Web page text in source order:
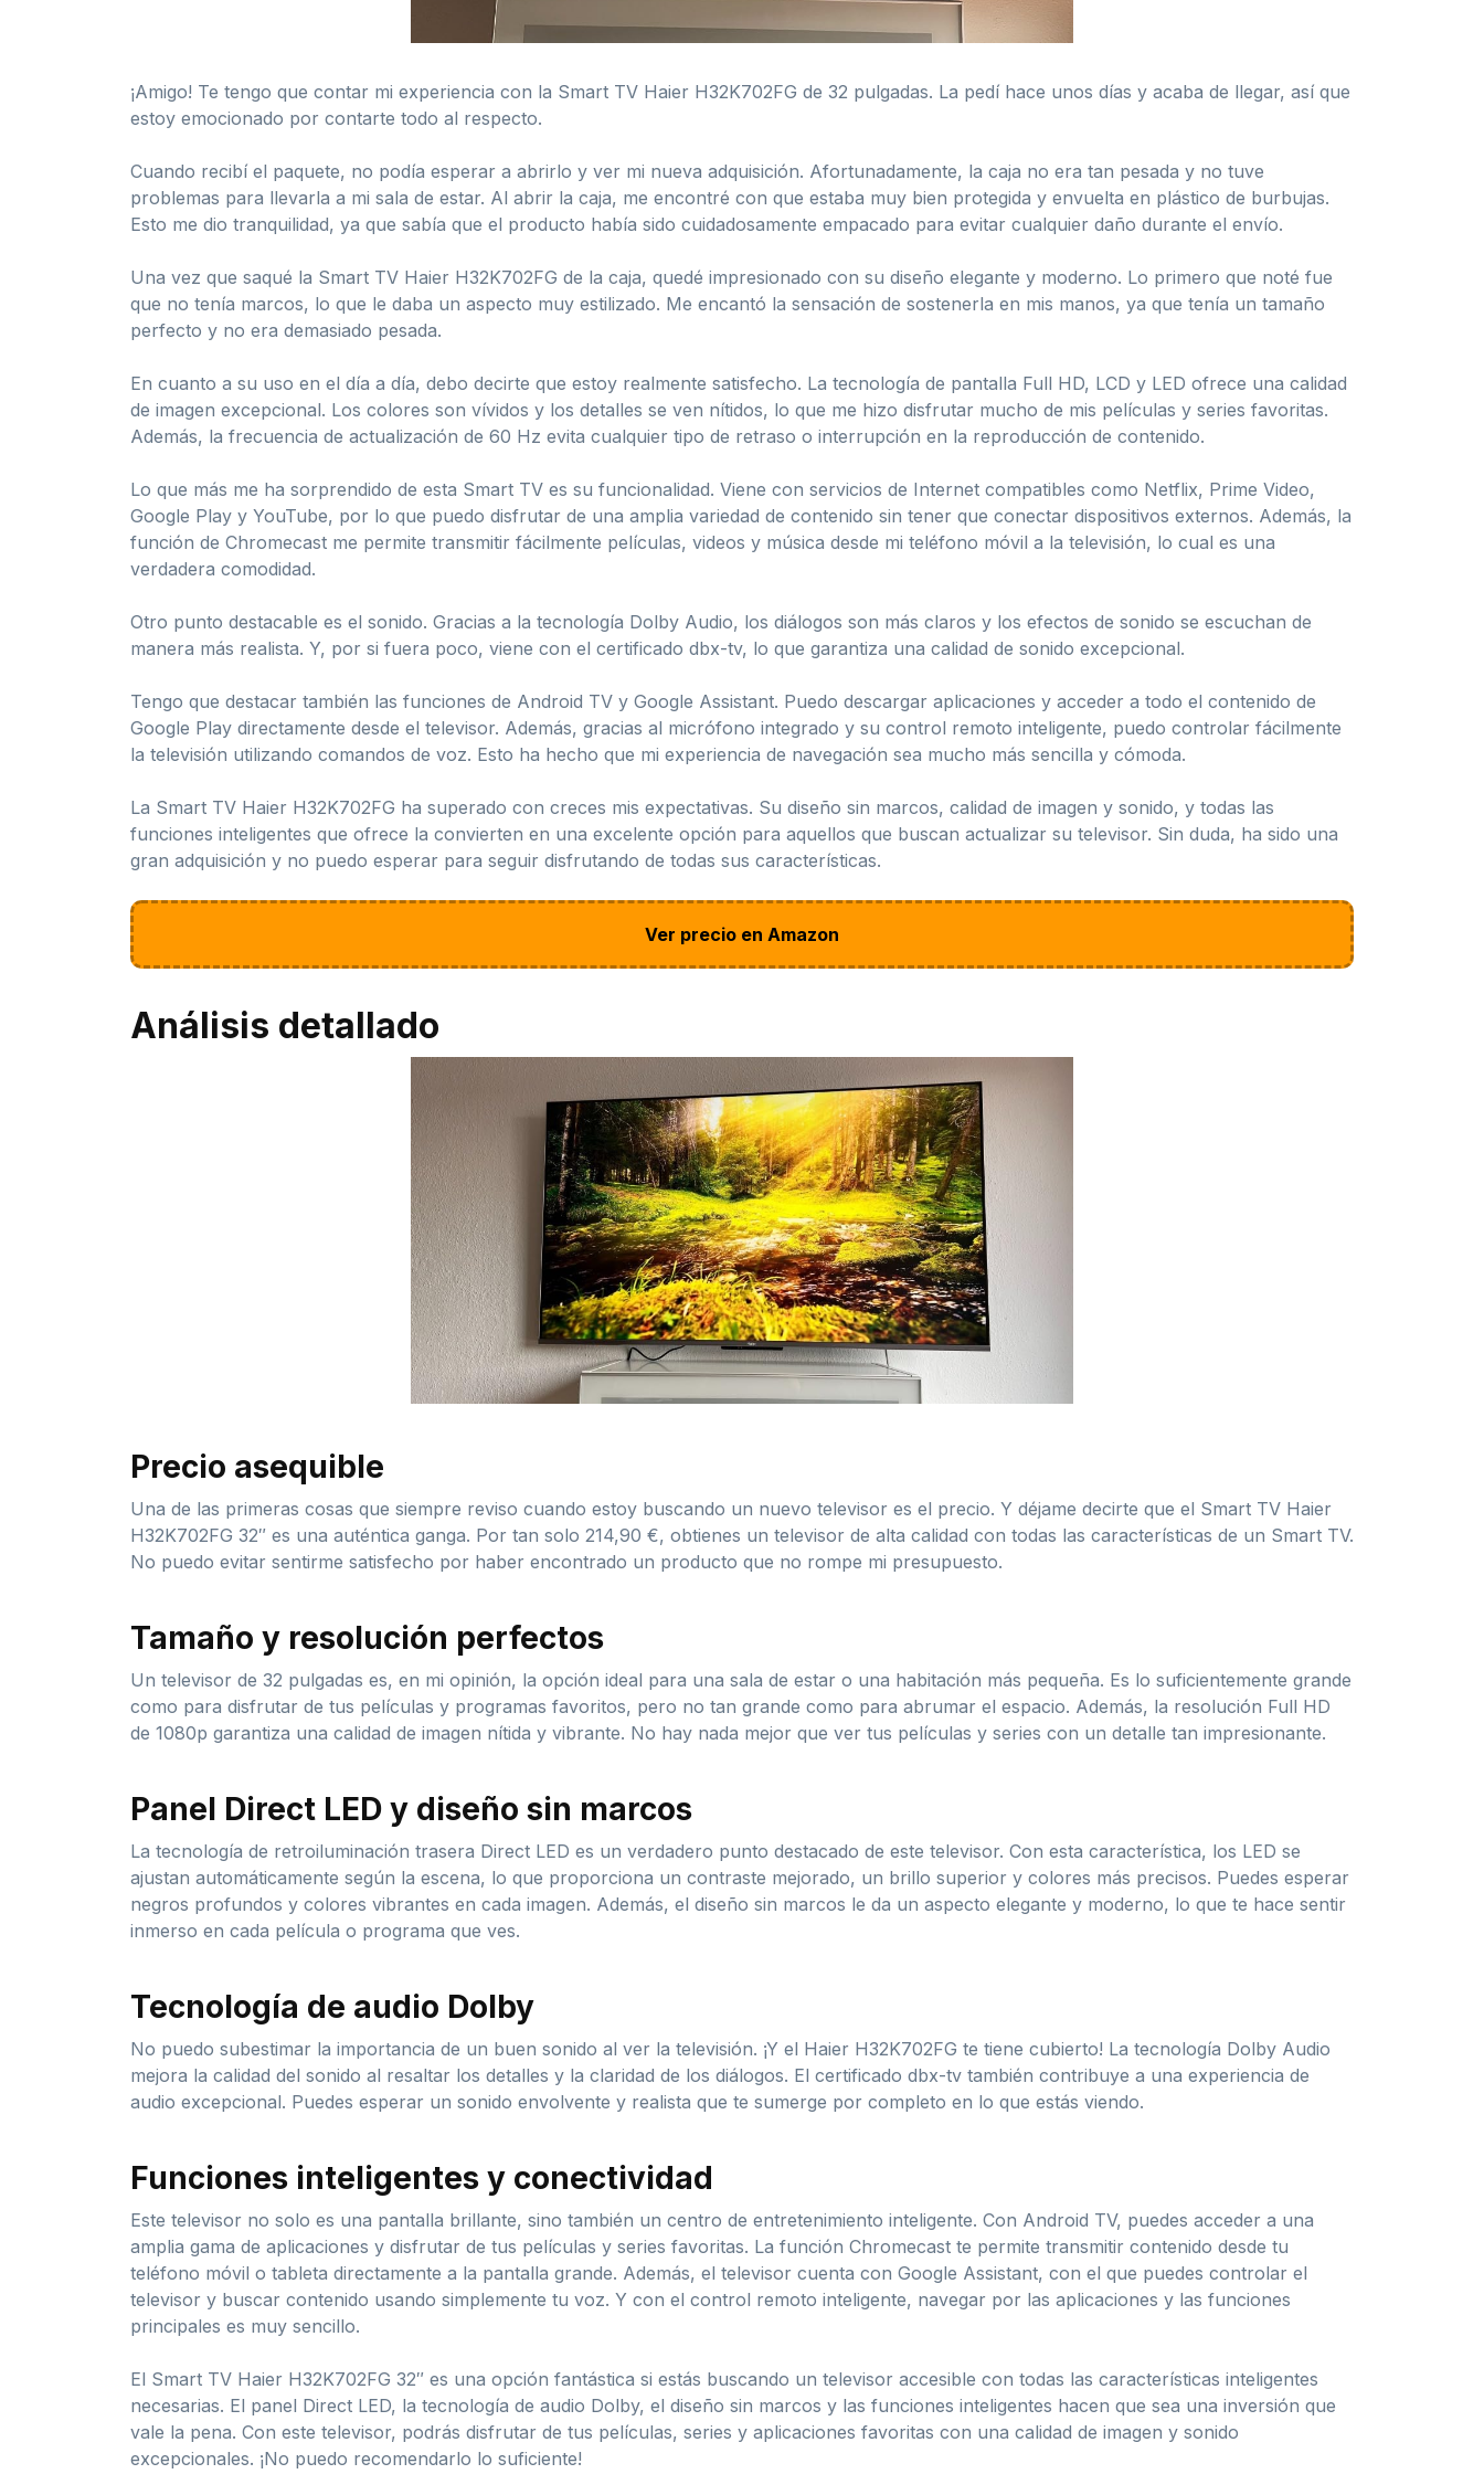
¡Amigo! Te tengo que contar mi experiencia con la Smart TV Haier H32K702FG de 32 pulgadas. La pedí hace unos días y acaba de llegar, así que
estoy emocionado por contarte todo al respecto.
Cuando recibí el paquete, no podía esperar a abrirlo y ver mi nueva adquisición. Afortunadamente, la caja no era tan pesada y no tuve
problemas para llevarla a mi sala de estar. Al abrir la caja, me encontré con que estaba muy bien protegida y envuelta en plástico de burbujas.
Esto me dio tranquilidad, ya que sabía que el producto había sido cuidadosamente empacado para evitar cualquier daño durante el envío.
Una vez que saqué la Smart TV Haier H32K702FG de la caja, quedé impresionado con su diseño elegante y moderno. Lo primero que noté fue
que no tenía marcos, lo que le daba un aspecto muy estilizado. Me encantó la sensación de sostenerla en mis manos, ya que tenía un tamaño
perfecto y no era demasiado pesada.
En cuanto a su uso en el día a día, debo decirte que estoy realmente satisfecho. La tecnología de pantalla Full HD, LCD y LED ofrece una calidad
de imagen excepcional. Los colores son vívidos y los detalles se ven nítidos, lo que me hizo disfrutar mucho de mis películas y series favoritas.
Además, la frecuencia de actualización de 60 Hz evita cualquier tipo de retraso o interrupción en la reproducción de contenido.
Lo que más me ha sorprendido de esta Smart TV es su funcionalidad. Viene con servicios de Internet compatibles como Netflix, Prime Video,
Google Play y YouTube, por lo que puedo disfrutar de una amplia variedad de contenido sin tener que conectar dispositivos externos. Además, la
función de Chromecast me permite transmitir fácilmente películas, videos y música desde mi teléfono móvil a la televisión, lo cual es una
verdadera comodidad.
Otro punto destacable es el sonido. Gracias a la tecnología Dolby Audio, los diálogos son más claros y los efectos de sonido se escuchan de
manera más realista. Y, por si fuera poco, viene con el certificado dbx-tv, lo que garantiza una calidad de sonido excepcional.
Tengo que destacar también las funciones de Android TV y Google Assistant. Puedo descargar aplicaciones y acceder a todo el contenido de
Google Play directamente desde el televisor. Además, gracias al micrófono integrado y su control remoto inteligente, puedo controlar fácilmente
la televisión utilizando comandos de voz. Esto ha hecho que mi experiencia de navegación sea mucho más sencilla y cómoda.
La Smart TV Haier H32K702FG ha superado con creces mis expectativas. Su diseño sin marcos, calidad de imagen y sonido, y todas las
funciones inteligentes que ofrece la convierten en una excelente opción para aquellos que buscan actualizar su televisor. Sin duda, ha sido una
gran adquisición y no puedo esperar para seguir disfrutando de todas sus características.
Ver precio en Amazon
Análisis detallado
Precio asequible
Una de las primeras cosas que siempre reviso cuando estoy buscando un nuevo televisor es el precio. Y déjame decirte que el Smart TV Haier
H32K702FG 32″ es una auténtica ganga. Por tan solo 214,90 €, obtienes un televisor de alta calidad con todas las características de un Smart TV.
No puedo evitar sentirme satisfecho por haber encontrado un producto que no rompe mi presupuesto.
Tamaño y resolución perfectos
Un televisor de 32 pulgadas es, en mi opinión, la opción ideal para una sala de estar o una habitación más pequeña. Es lo suficientemente grande
como para disfrutar de tus películas y programas favoritos, pero no tan grande como para abrumar el espacio. Además, la resolución Full HD
de 1080p garantiza una calidad de imagen nítida y vibrante. No hay nada mejor que ver tus películas y series con un detalle tan impresionante.
Panel Direct LED y diseño sin marcos
La tecnología de retroiluminación trasera Direct LED es un verdadero punto destacado de este televisor. Con esta característica, los LED se
ajustan automáticamente según la escena, lo que proporciona un contraste mejorado, un brillo superior y colores más precisos. Puedes esperar
negros profundos y colores vibrantes en cada imagen. Además, el diseño sin marcos le da un aspecto elegante y moderno, lo que te hace sentir
inmerso en cada película o programa que ves.
Tecnología de audio Dolby
No puedo subestimar la importancia de un buen sonido al ver la televisión. ¡Y el Haier H32K702FG te tiene cubierto! La tecnología Dolby Audio
mejora la calidad del sonido al resaltar los detalles y la claridad de los diálogos. El certificado dbx-tv también contribuye a una experiencia de
audio excepcional. Puedes esperar un sonido envolvente y realista que te sumerge por completo en lo que estás viendo.
Funciones inteligentes y conectividad
Este televisor no solo es una pantalla brillante, sino también un centro de entretenimiento inteligente. Con Android TV, puedes acceder a una
amplia gama de aplicaciones y disfrutar de tus películas y series favoritas. La función Chromecast te permite transmitir contenido desde tu
teléfono móvil o tableta directamente a la pantalla grande. Además, el televisor cuenta con Google Assistant, con el que puedes controlar el
televisor y buscar contenido usando simplemente tu voz. Y con el control remoto inteligente, navegar por las aplicaciones y las funciones
principales es muy sencillo.
El Smart TV Haier H32K702FG 32″ es una opción fantástica si estás buscando un televisor accesible con todas las características inteligentes
necesarias. El panel Direct LED, la tecnología de audio Dolby, el diseño sin marcos y las funciones inteligentes hacen que sea una inversión que
vale la pena. Con este televisor, podrás disfrutar de tus películas, series y aplicaciones favoritas con una calidad de imagen y sonido
excepcionales. ¡No puedo recomendarlo lo suficiente!